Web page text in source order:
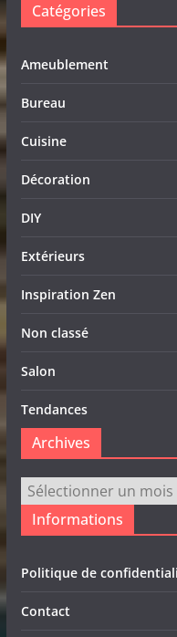
Catégories
Ameublement
Bureau
Cuisine
Décoration
DIY
Extérieurs
Inspiration Zen
Non classé
Salon
Tendances
Archives
Archives
Informations
Politique de
Contact